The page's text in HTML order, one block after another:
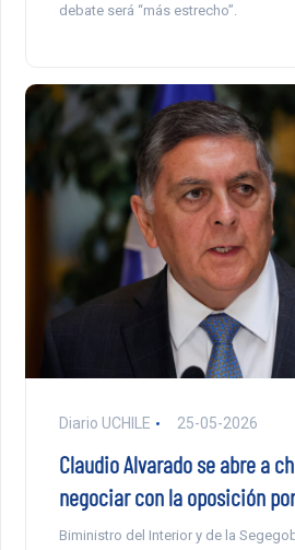
debate será “más estrecho”.
Diario UCHILE 25-05-2026
Claudio Alvarado se abre a
negociar con la oposición
Biministro del Interior y de la